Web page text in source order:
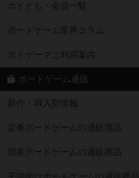
ボドとも・会員一覧
ボードゲーム業界コラム
ボドゲーマご利用案内
ボードゲーム通販
新作・再入荷情報
定番ボードゲームの通販商品
国産ボードゲームの通販商品